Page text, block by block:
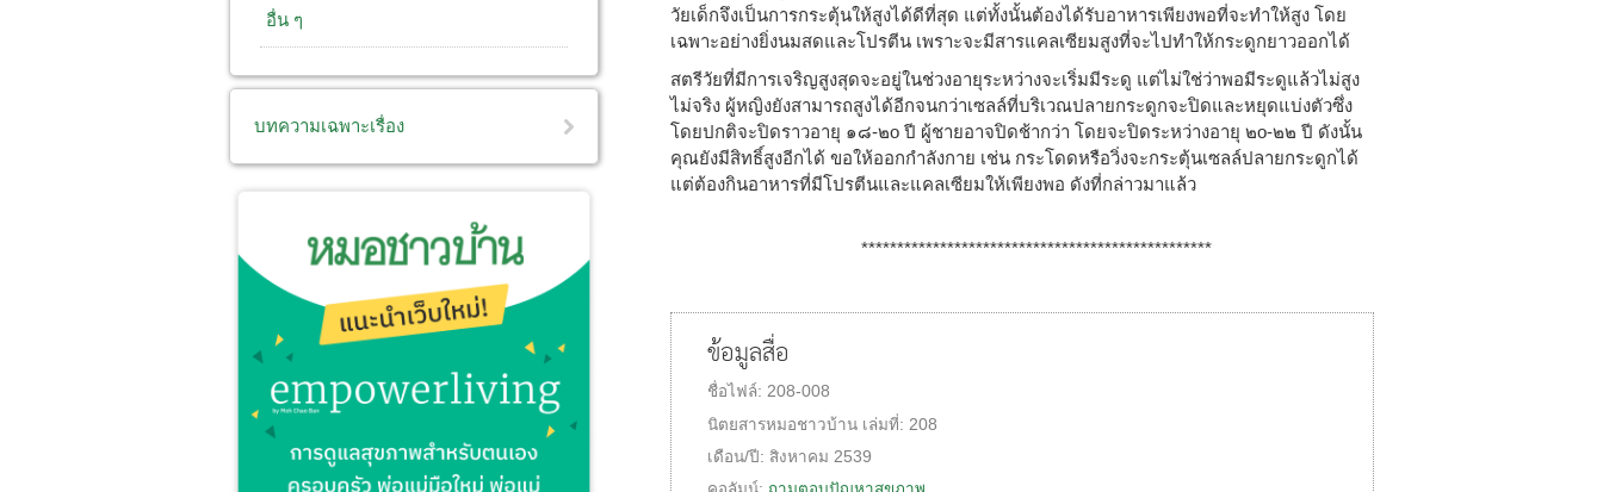
วัยเด็กจึงเป็นการกระตุ้นให้สูงได้ดีที่สุด แต่ทั้งนั้นต้องได้รับอาหารเพียงพอที่จะทำให้สูง โดย
เฉพาะอย่างยิ่งนมสดและโปรตีน เพราะจะมีสารแคลเซียมสูงที่จะไปทำให้กระดูกยาวออกได้
สตรีวัยที่มีการเจริญสูงสุดจะอยู่ในช่วงอายุระหว่างจะเริ่มมีระดู แต่ไม่ใช่ว่าพอมีระดูแล้วไม่สูง
ไม่จริง ผู้หญิงยังสามารถสูงได้อีกจนกว่าเซลล์ที่บริเวณปลายกระดูกจะปิดและหยุดแบ่งตัวซึ่ง
โดยปกติจะปิดราวอายุ ๑๘-๒o ปี ผู้ชายอาจปิดช้ากว่า โดยจะปิดระหว่างอายุ ๒o-๒๒ ปี ดังนั้น
คุณยังมีสิทธิ์สูงอีกได้ ขอให้ออกกำลังกาย เช่น กระโดดหรือวิ่งจะกระตุ้นเซลล์ปลายกระดูกได้
แต่ต้องกินอาหารที่มีโปรตีนและแคลเซียมให้เพียงพอ ดังที่กล่าวมาแล้ว
*************************************************
ข้อมูลสื่อ
ชื่อไฟล์: 208-008
นิตยสารหมอชาวบ้าน เล่มที่: 208
เดือน/ปี: สิงหาคม 2539
อื่น ๆ
บทความเฉพาะเรื่อง